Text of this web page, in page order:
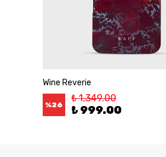
Wine Reverie
%26
₺ 1,349.00
₺ 999.00